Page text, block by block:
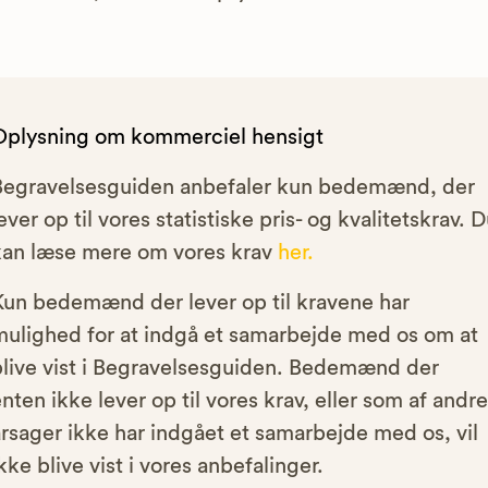
om kommerciel hensigt
anbefaler kun bedemænd, der
op til vores statistiske pris- og kvalitetskrav.
læse mere om vores krav her.
bedemænd der lever op til kravene har
for at indgå et samarbejde med os om at
vist i Begravelsesguiden. Bedemænd der
ikke lever op til vores krav, eller som af andre
ikke har indgået et samarbejde med os, vil
blive vist i vores anbefalinger.